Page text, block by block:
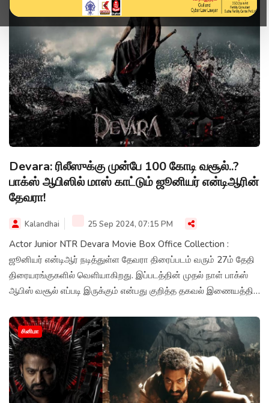
Devara: ரிலீஸுக்கு முன்பே 100 கோடி வசூல்..?
பாக்ஸ் ஆபிஸில் மாஸ் காட்டும் ஜூனியர் என்டிஆரின்
தேவரா!
Kalandhai 25 Sep 2024, 07:15 PM
Actor Junior NTR Devara Movie Box Office Collection :
ஜூனியர் என்டிஆர் நடித்துள்ள தேவரா திரைப்படம் வரும் 27ம் தேதி
திரையரங்குகளில் வெளியாகிறது. இப்படத்தின் முதல் நாள் பாக்ஸ்
ஆபிஸ் வசூல் எப்படி இருக்கும் என்பது குறித்த தகவல் இணையத்தில்
சினிமா